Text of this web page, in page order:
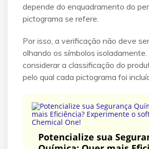
depende do enquadramento do
pictograma se refere.
Por isso, a verificação não deve
olhando os símbolos isoladamente.
considerar a classificação do
pelo qual cada pictograma foi
Potencialize sua